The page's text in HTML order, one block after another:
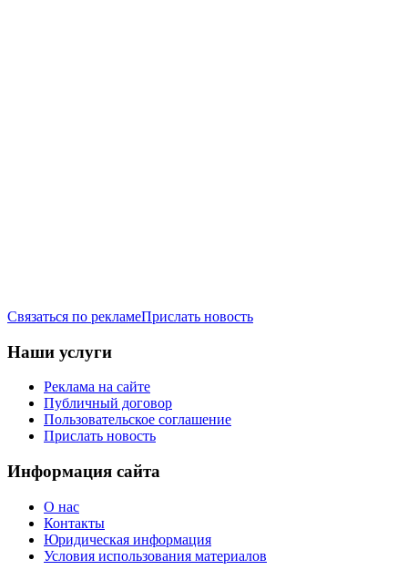
Связаться по рекламеПрислать новость
Наши услуги
Реклама на сайте
Публичный договор
Пользовательское соглашение
Прислать новость
Информация сайта
О нас
Контакты
Юридическая информация
Условия использования материалов